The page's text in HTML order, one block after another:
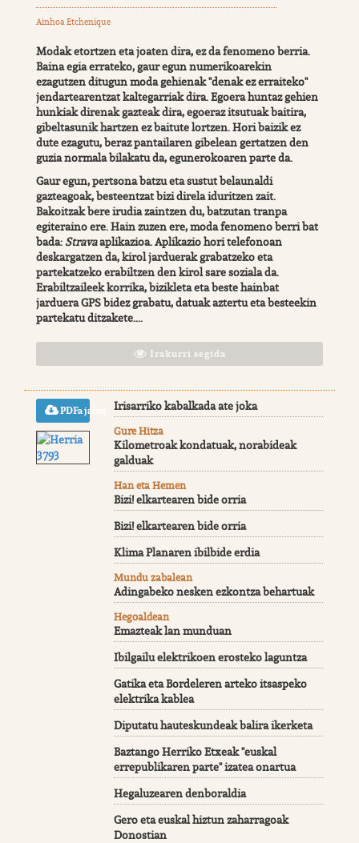
Ainhoa Etchenique
Modak etortzen eta joaten dira, ez da fenomeno berria.
Baina egia errateko, gaur egun numerikoarekin
ezagutzen ditugun moda gehienak "denak ez erraiteko"
jendartearentzat kaltegarriak dira. Egoera huntaz gehien
hunkiak direnak gazteak dira, egoeraz itsutuak baitira,
gibeltasunik hartzen ez baitute lortzen. Hori baizik ez
dute ezagutu, beraz pantailaren gibelean gertatzen den
guzia normala bilakatu da, egunerokoaren parte da.
Gaur egun, pertsona batzu eta sustut belaunaldi
gazteagoak, besteentzat bizi direla iduritzen zait.
Bakoitzak bere irudia zaintzen du, batzutan tranpa
egiteraino ere. Hain zuzen ere, moda fenomeno berri bat
bada: Stravaaplikazioa. Aplikazio hori telefonoan
deskargatzen da, kirol jarduerak grabatzeko eta
partekatzeko erabiltzen den kirol sare soziala da.
Erabiltzaileek korrika, bizikleta eta beste hainbat
jarduera GPS bidez grabatu, datuak aztertu eta besteekin
partekatu ditzakete....
Irakurri segida
PDFa jaitsi Irisarriko kabalkada ate joka
Gure Hitza
Kilometroak kondatuak, norabideak
galduak
Han eta Hemen
Bizi! elkartearen bide orria
Bizi! elkartearen bide orria
Klima Planaren ibilbide erdia
Mundu zabalean
Adingabeko nesken ezkontza behartuak
Hegoaldean
Emazteak lan munduan
Ibilgailu elektrikoen erosteko laguntza
Gatika eta Bordeleren arteko itsaspeko
elektrika kablea
Diputatu hauteskundeak balira ikerketa
Baztango Herriko Etxeak "euskal
errepublikaren parte" izatea onartua
Hegaluzearen denboraldia
Gero eta euskal hiztun zaharragoak
Donostian